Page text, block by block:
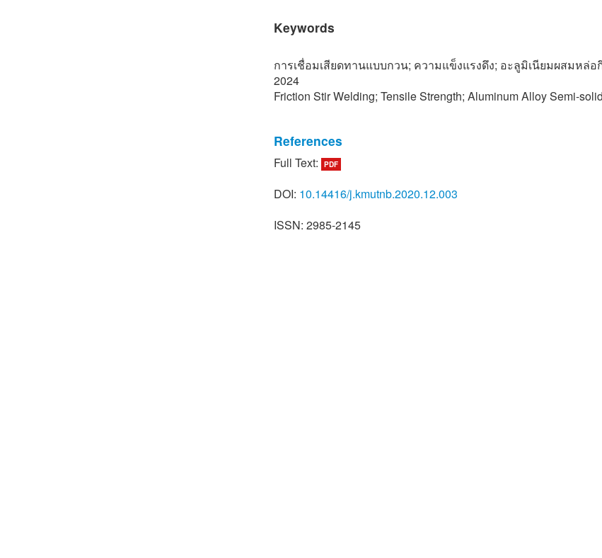
Keywords
การเชื่อมเสียดทานแบบกวน; ความแข็งแรงดึง; อะลูมิเนียมผสมหล่อ
2024
Friction Stir Welding; Tensile Strength; Aluminum Alloy Semi-
References
[1] N. Thammachot, Metallurgy. Bangkok: Chulalongkorn
Science and Engineering, vol. 50, no. 1–2, pp. 1–78, 2005.
Full Text: PDF
DOI: 10.14416/j.kmutnb.2020.12.003
ISSN: 2985-2145